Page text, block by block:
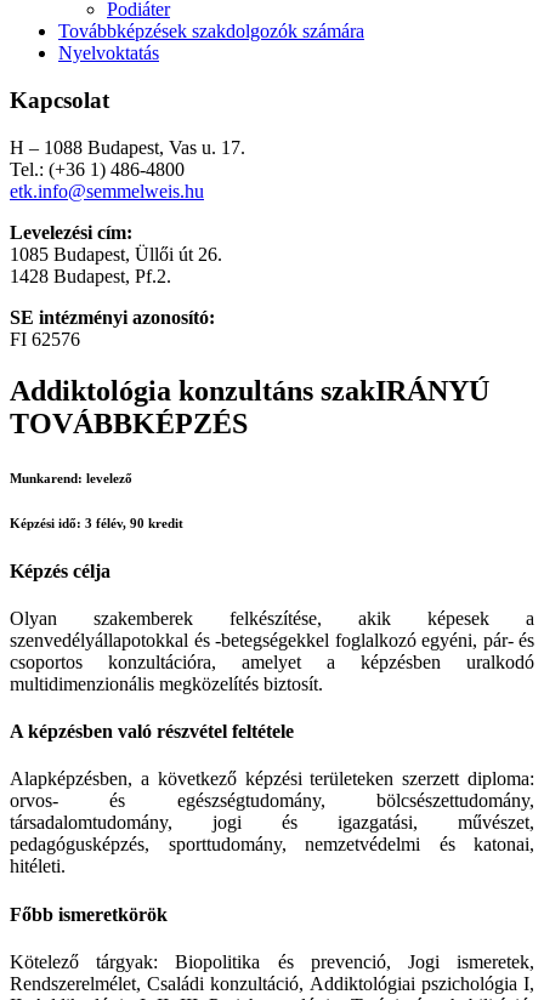
Podiáter
Továbbképzések szakdolgozók számára
Nyelvoktatás
Kapcsolat
H – 1088 Budapest, Vas u. 17.
Tel.: (+36 1) 486-4800
etk.info@semmelweis.hu
Levelezési cím:
1085 Budapest, Üllői út 26.
1428 Budapest, Pf.2.
SE intézményi azonosító:
FI 62576
Addiktológia konzultáns szakIRÁNYÚ
TOVÁBBKÉPZÉS
Munkarend: levelező
Képzési idő: 3 félév, 90 kredit
Képzés célja
Olyan szakemberek felkészítése, akik képesek a
szenvedélyállapotokkal és -betegségekkel foglalkozó egyéni, pár- és
csoportos konzultációra, amelyet a képzésben uralkodó
multidimenzionális megközelítés biztosít.
A képzésben való részvétel feltétele
Alapképzésben, a következő képzési területeken szerzett diploma:
orvos- és egészségtudomány, bölcsészettudomány,
társadalomtudomány, jogi és igazgatási, művészet,
pedagógusképzés, sporttudomány, nemzetvédelmi és katonai,
hitéleti.
Főbb ismeretkörök
Kötelező tárgyak: Biopolitika és prevenció, Jogi ismeretek,
Rendszerelmélet, Családi konzultáció, Addiktológiai pszichológia I,